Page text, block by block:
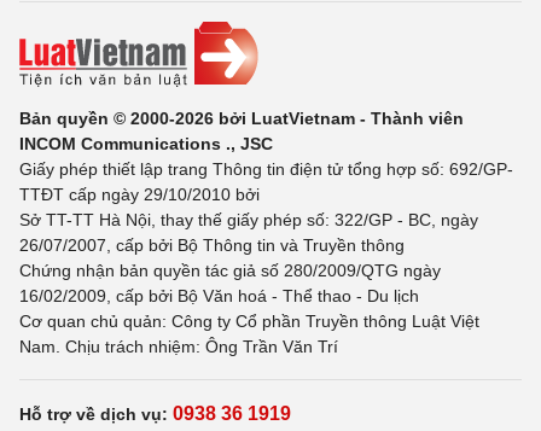
Bản quyền © 2000-2026 bởi LuatVietnam - Thành viên
INCOM Communications ., JSC
Giấy phép thiết lập trang Thông tin điện tử tổng hợp số: 692/GP-
TTĐT cấp ngày 29/10/2010 bởi
Sở TT-TT Hà Nội, thay thế giấy phép số: 322/GP - BC, ngày
26/07/2007, cấp bởi Bộ Thông tin và Truyền thông
Chứng nhận bản quyền tác giả số 280/2009/QTG ngày
16/02/2009, cấp bởi Bộ Văn hoá - Thể thao - Du lịch
Cơ quan chủ quản: Công ty Cổ phần Truyền thông Luật Việt
Nam. Chịu trách nhiệm: Ông Trần Văn Trí
Hỗ trợ về dịch vụ: 0938 36 1919